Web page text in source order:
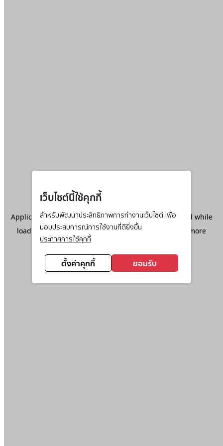
เว็บไซต์นี้ใช้คุกกี้
สำหรับพัฒนาประสิทธิภาพการทำงานเว็บไซต์ เพื่อ
มอบประสบการณ์การใช้งานที่ดียิ่งขึ้น
ประกาศการใช้คุกกี้
ตั้งค่าคุกกี้ ยอมรับ
Application error: aclient-side exception has occurred while
loadingwww.ktc.co.th(see the browser console
for more
information).